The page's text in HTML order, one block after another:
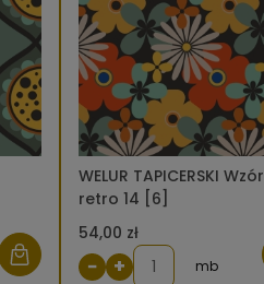
WELUR TAPICERSKI Wzór
retro 14 [6]
54,00 zł
− + mb